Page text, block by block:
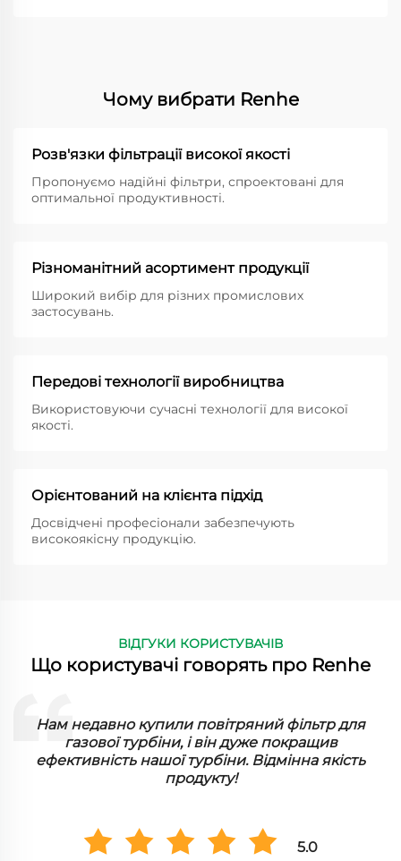
Чому вибрати Renhe
Розв'язки фільтрації високої якості
Пропонуємо надійні фільтри, спроектовані для
оптимальної продуктивності.
Різноманітний асортимент продукції
Широкий вибір для різних промислових
застосувань.
Передові технології виробництва
Використовуючи сучасні технології для високої
якості.
Орієнтований на клієнта підхід
Досвідчені професіонали забезпечують
високоякісну продукцію.
ВІДГУКИ КОРИСТУВАЧІВ
Що користувачі говорять про Renhe
Нам недавно купили повітряний фільтр для
газової турбіни, і він дуже покращив
ефективність нашої турбіни. Відмінна якість
продукту!
5.0